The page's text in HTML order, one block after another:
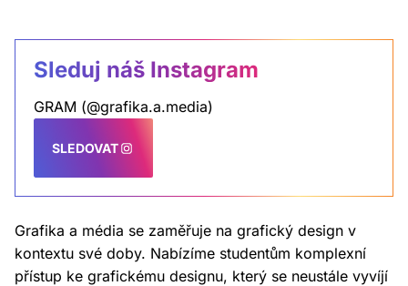
Sleduj náš Instagram
GRAM (@grafika.a.media)
SLEDOVAT
Grafika a média se zaměřuje na grafický design v
kontextu své doby. Nabízíme studentům komplexní
přístup ke grafickému designu, který se neustále vyvíjí